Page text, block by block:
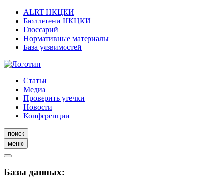
ALRT НКЦКИ
Бюллетени НКЦКИ
Глоссарий
Нормативные материалы
База уязвимостей
Статьи
Медиа
Проверить утечки
Новости
Конференции
поиск
меню
Базы данных: